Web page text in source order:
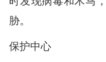
胁。
保护中心